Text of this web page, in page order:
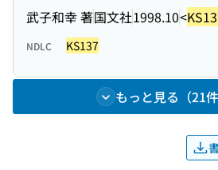
武子和幸 著国文社1998.10<
NDLC KS137
もっと見る（21件